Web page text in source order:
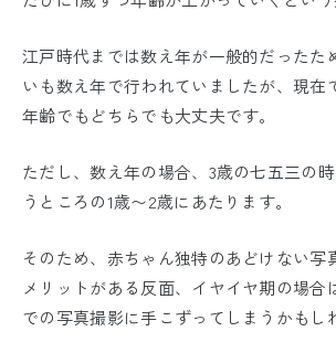
江戸時代までは数え年が一般的だったた
いも数え年で行われていましたが、現在
年齢でもどちらでも大丈夫です。
ただし、数え年の場合、3歳の七五三の
うところの1歳〜2歳にあたります。
そのため、赤ちゃん独特のあどけない写
メリットがある反面、イヤイヤ期の場合
での写真撮影に手こずってしまうかもし